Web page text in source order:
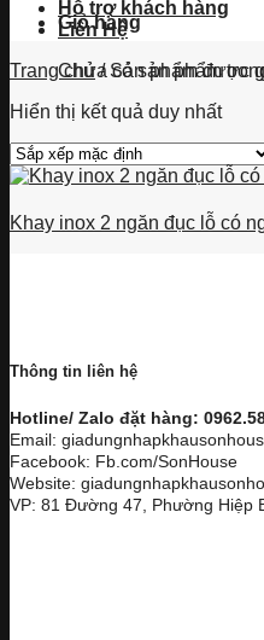
Giỏ hàng
Chưa có sản phẩm
Hỗ trợ khách hàng
Liên Hệ
Trang chủ /Sản phẩm được
Hiển thị kết quả duy nhất
Khay inox 2 ngăn đục lỗ có
Thông tin liên hệ
Hotline/ Zalo đặt hàng:
Email:
Facebook: Fb.com/SonHouse
Website:
VP: 81 Đường 47, Phường Hiệp